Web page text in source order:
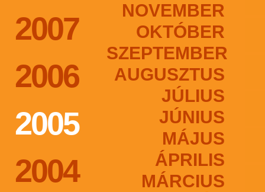
2007
2006
2005
2004
NOVEMBER
OKTÓBER
SZEPTEMBER
AUGUSZTUS
JÚLIUS
JÚNIUS
MÁJUS
ÁPRILIS
MÁRCIUS